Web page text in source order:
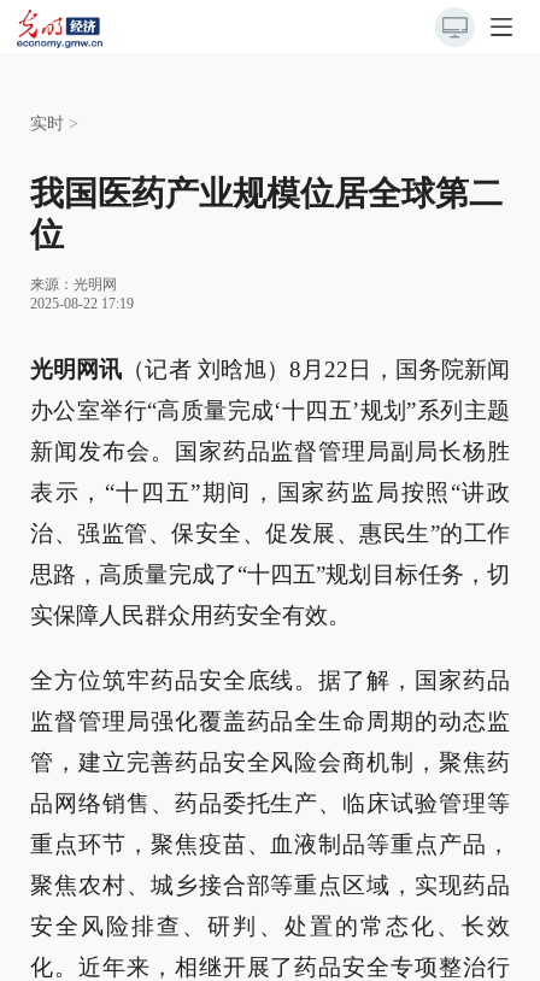
实时 >
我国医药产业规模位居全球第二
位
来源： 光明网
2025-08-22 17:19
光明网讯 （记者 刘晗旭）8月22日，国务院新闻
办公室举行“高质量完成‘十四五’规划”系列主题
新闻发布会。国家药品监督管理局副局长杨胜
表示，“十四五”期间，国家药监局按照“讲政
治、强监管、保安全、促发展、惠民生”的工作
思路，高质量完成了“十四五”规划目标任务，切
实保障人民群众用药安全有效。
全方位筑牢药品安全底线。据了解，国家药品
监督管理局强化覆盖药品全生命周期的动态监
管，建立完善药品安全风险会商机制，聚焦药
品网络销售、药品委托生产、临床试验管理等
重点环节，聚焦疫苗、血液制品等重点产品，
聚焦农村、城乡接合部等重点区域，实现药品
安全风险排查、研判、处置的常态化、长效
化。近年来，相继开展了药品安全专项整治行